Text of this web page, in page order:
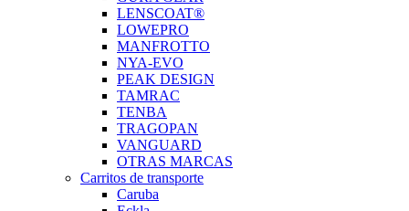
LENSCOAT®
LOWEPRO
MANFROTTO
NYA-EVO
PEAK DESIGN
TAMRAC
TENBA
TRAGOPAN
VANGUARD
OTRAS MARCAS
Carritos de transporte
Caruba